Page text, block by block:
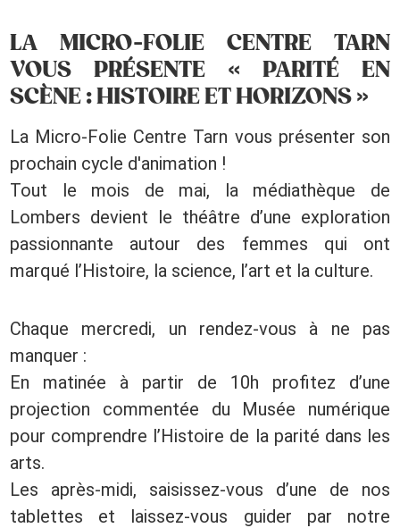
LA MICRO-FOLIE CENTRE TARN
VOUS PRÉSENTE « PARITÉ EN
SCÈNE : HISTOIRE ET HORIZONS »
La Micro-Folie Centre Tarn vous présenter son
prochain cycle d'animation !
Tout le mois de mai, la médiathèque de
Lombers devient le théâtre d’une exploration
passionnante autour des femmes qui ont
marqué l’Histoire, la science, l’art et la culture.
Chaque mercredi, un rendez-vous à ne pas
manquer :
En matinée à partir de 10h profitez d’une
projection commentée du Musée numérique
pour comprendre l’Histoire de la parité dans les
arts.
Les après-midi, saisissez-vous d’une de nos
tablettes et laissez-vous guider par notre